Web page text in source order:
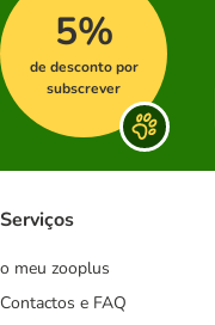
5%
de desconto por
subscrever
Serviços
o meu zooplus
Contactos e FAQ